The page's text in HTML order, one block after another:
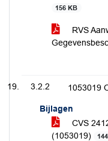
156 KB
RVS
3.2.2 1053019
Bijlagen
CVS
(1053019)